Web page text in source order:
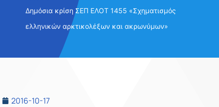
Δημόσια κρίση ΣΕΠ ΕΛΟΤ 1455 «Σχηματισμός
ελληνικών αρκτικολέξων και ακρωνύμων»
2016-10-17